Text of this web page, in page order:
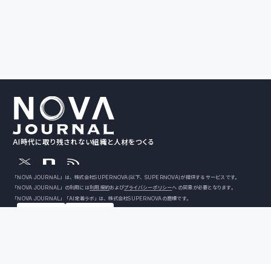
AI時代に取り残されない組織と人材をつくる
「NOVA JOURNAL」は、株式会社SUPERNOVA（以下、SUPERNOVA）が提供するサービスです。
「NOVA JOURNAL」の利用には利用規約およびプライバシーポリシーへの同意が必要となります。
「NOVA JOURNAL」「AI定着ラボ」は、株式会社SUPERNOVAの商標です。